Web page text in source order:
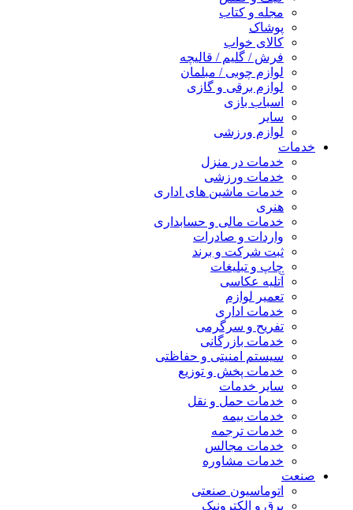
مجله و کتاب
پوشاک
کالای خواب
فرش / گلیم / قالیچه
لوازم چوبی / مبلمان
لوازم برقی و گازی
اسباب بازی
سایر
لوازم ورزشی
خدمات
خدمات در منزل
خدمات ورزشی
خدمات ماشین های اداری
هنری
خدمات مالی و حسابداری
واردات و صادرات
ثبت شرکت و برند
چاپ و تبلیغات
آتلیه عکاسی
تعمیر لوازم
خدمات اداری
تفریح و سرگرمی
خدمات بازرگانی
سیستم امنیتی و حفاظتی
خدمات پخش و توزیع
سایر خدمات
خدمات حمل و نقل
خدمات بیمه
خدمات ترجمه
خدمات مجالس
خدمات مشاوره
صنعت
اتوماسیون صنعتی
برق و الکترونیک